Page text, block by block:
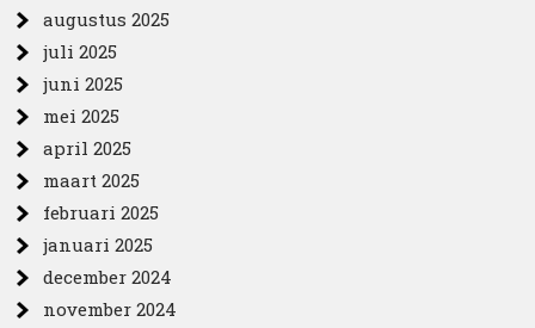
augustus 2025
juli 2025
juni 2025
mei 2025
april 2025
maart 2025
februari 2025
januari 2025
december 2024
november 2024